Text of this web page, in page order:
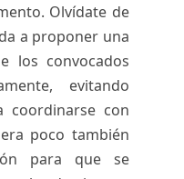
Olvídate de
a proponer una
los convocados
evitando
coordinarse con
poco también
para que se